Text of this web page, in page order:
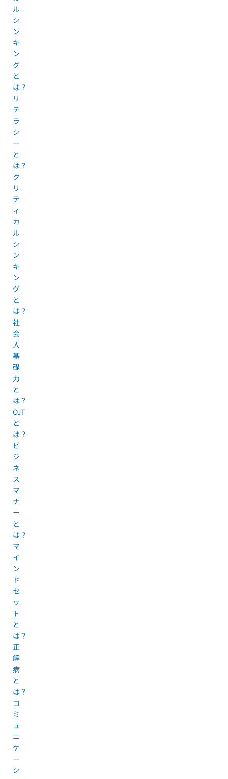
ル
シ
ン
キ
ン
グ
と
は？
リ
テ
ラ
シ
ー
と
は？
ク
リ
テ
ィ
カ
ル
シ
ン
キ
ン
グ
と
は？
社
会
人
基
礎
力
と
は？
OJT
と
は？
ビ
ジ
ネ
ス
マ
ナ
ー
と
は？
マ
イ
ン
ド
セ
ッ
ト
と
は？
正
解
病
と
は？
コ
ミ
ュ
ニ
ケ
ー
シ